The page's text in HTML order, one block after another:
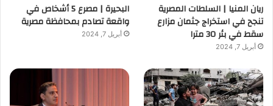
ريان المنيا | السلطات المصرية
تنجح في استخراج جثمان مزارع
سقط في بئر 30 مترا
أبريل 7, 2024
البحيرة | مصرع 5 أشخاص في
واقعة تصادم بمحافظة مصرية
أبريل 7, 2024